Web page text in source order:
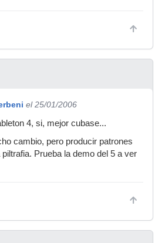
el 25/01/2006
4, si, mejor cubase...
cambio, pero producir patrones
Prueba la demo del 5 a ver